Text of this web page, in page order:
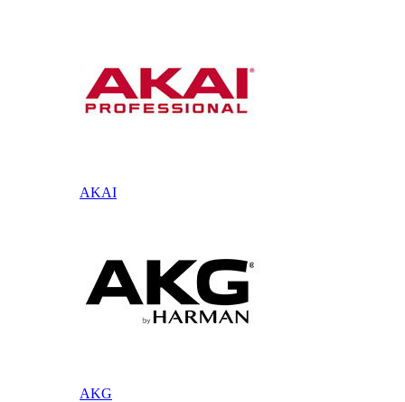
AKAI
AKG